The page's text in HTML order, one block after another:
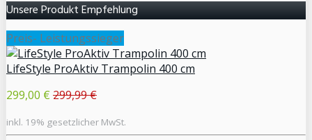
Unsere Produkt Empfehlung
Preis- Leistungssieger
LifeStyle ProAktiv Trampolin 400 cm
299,00 € 299,99 €
inkl. 19% gesetzlicher MwSt.